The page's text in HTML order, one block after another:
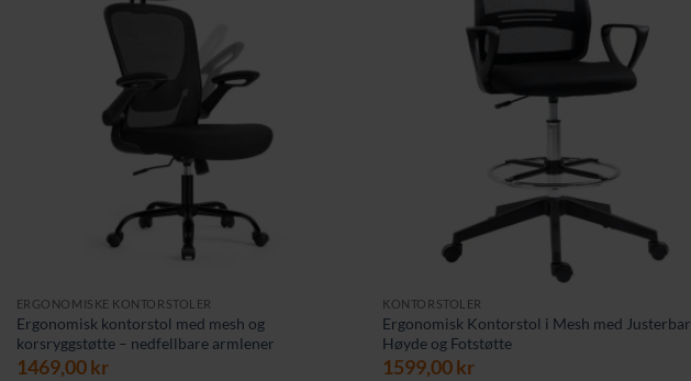
ERGONOMISKE KONTORSTOLER
Ergonomisk kontorstol med mesh og
korsryggstøtte – nedfellbare armlener
1469,00kr
KONTORSTOLER
Ergonomisk Kontorstol i Mesh med Justerbar
Høyde og Fotstøtte
1599,00kr